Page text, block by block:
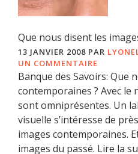
Que nous disent les
13 JANVIER 2008 PAR
UN COMMENTAIRE
Banque des Savoirs: Que
contemporaines ? Avec le
sont omniprésentes. Un
visuelle s’intéresse de
images contemporaines.
images du passé. Lire la